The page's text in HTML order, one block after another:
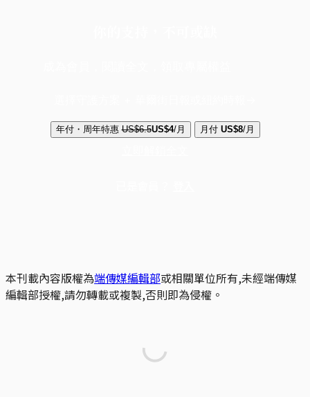
年付・周年特惠 US$6.5US$4/月 月付 US$8/月
本刊載內容版權為端傳媒編輯部或相關單位所有,未經端傳媒
編輯部授權,請勿轉載或複製,否則即為侵權。